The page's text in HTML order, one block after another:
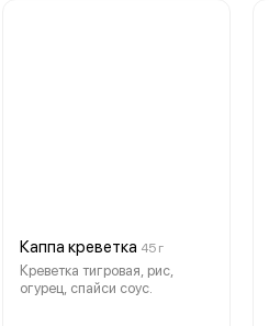
Каппа креветка 45 г
Креветка тигровая, рис,
огурец, спайси соус.